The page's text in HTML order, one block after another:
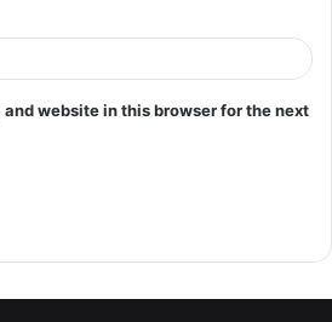
website in this browser for the next